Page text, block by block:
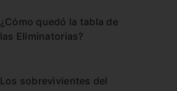
¿Cómo quedó la tabla de
las Eliminatorias?
Los sobrevivientes del